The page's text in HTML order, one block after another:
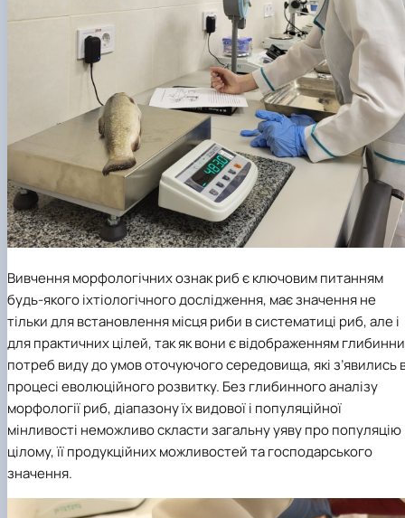
Вивчення морфологічних ознак риб є ключовим питанням
будь-якого іхтіологічного дослідження, має значення не
тільки для встановлення місця риби в систематиці риб, але і
для практичних цілей, так як вони є відображенням
потреб виду до умов оточуючого середовища, які з’явились
процесі еволюційного розвитку. Без глибинного аналізу
морфології риб, діапазону їх видової і популяційної
мінливості неможливо скласти загальну уяву про популяцію
цілому, її продукційних можливостей та господарського
значення.